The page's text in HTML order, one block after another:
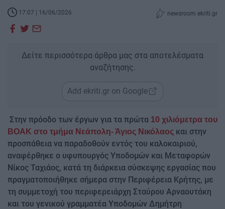
17:07 | 16/06/2026 newsroom ekriti.gr
Δείτε περισσότερα άρθρα μας στα αποτελέσματα
αναζήτησης.
Add ekriti.gr on Google
Στην πρόοδο των έργων για τα πρώτα 10 χιλιόμετρα του
ΒΟΑΚ στο τμήμα Νεάπολη- Άγιος Νικόλαος και στην
προσπάθεια να παραδοθούν εντός του καλοκαιριού,
αναφέρθηκε ο υφυπουργός Υποδομών και Μεταφορών
Νίκος Ταχιάος, κατά τη διάρκεια σύσκεψης εργασίας που
πραγματοποιήθηκε σήμερα στην Περιφέρεια Κρήτης, με
τη συμμετοχή του περιφερειάρχη Σταύρου Αρναουτάκη
και του γενικού γραμματέα Υποδομών Δημήτρη